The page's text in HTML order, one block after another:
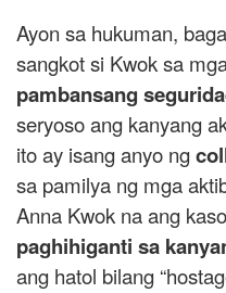
Ayon sa hukuman,
sangkot si Kwok sa
pambansang
seryoso ang kanyang
ito ay isang anyo ng
sa pamilya ng mga
Anna Kwok na ang
paghihiganti sa
ang hatol bilang